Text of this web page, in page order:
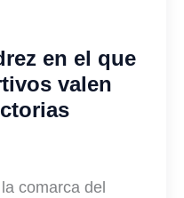
en el que
valen
comarca del